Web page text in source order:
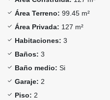
Área Terreno: 99.45 m²
Área Privada: 127 m²
Habitaciones: 3
Baños: 3
Baño medio: Si
Garaje: 2
Piso: 2